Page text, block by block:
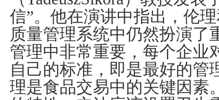
信”。他在演讲中指出，伦
质量管理系统中仍然扮演了
管理中非常重要，每个企业
自己的标准，即是最好的管
理是食品交易中的关键因素